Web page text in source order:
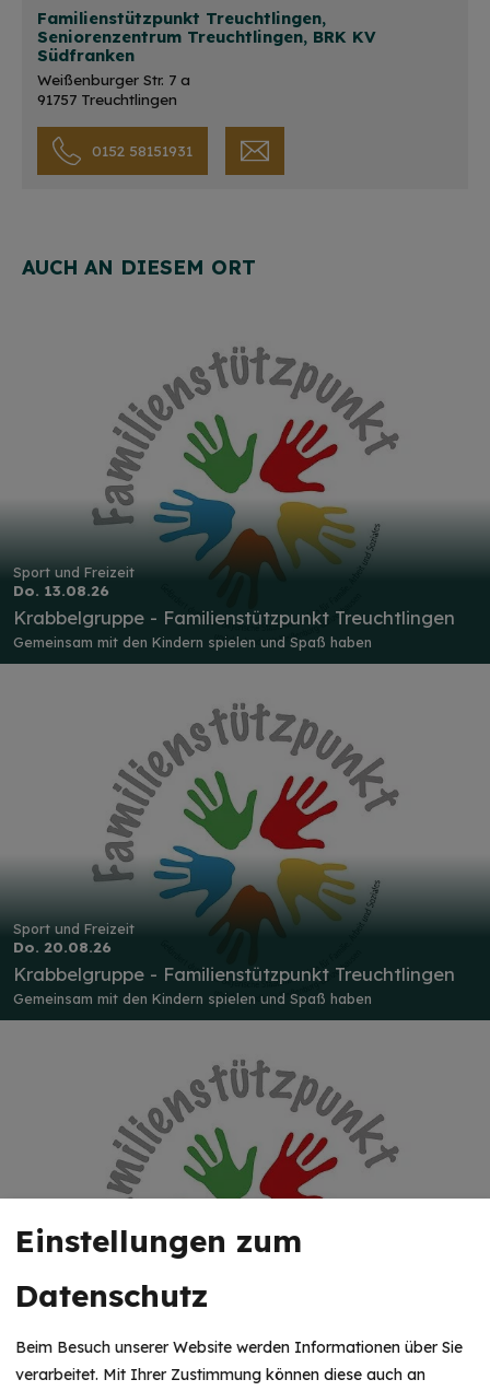
Familienstützpunkt Treuchtlingen,
Seniorenzentrum Treuchtlingen, BRK KV
Südfranken
Weißenburger Str. 7 a
91757 Treuchtlingen
0152 58151931
AUCH AN DIESEM ORT
Sport und Freizeit
Do. 13.08.26
Krabbelgruppe - Familienstützpunkt Treuchtlingen
Gemeinsam mit den Kindern spielen und Spaß haben
Sport und Freizeit
Do. 20.08.26
Krabbelgruppe - Familienstützpunkt Treuchtlingen
Gemeinsam mit den Kindern spielen und Spaß haben
Sport und Freizeit
Do. 27.08.26
Gemeinsam mit den Kindern spielen und Spaß haben
Einstellungen zum
Datenschutz
Beim Besuch unserer Website werden Informationen über Sie
verarbeitet. Mit Ihrer Zustimmung können diese auch an